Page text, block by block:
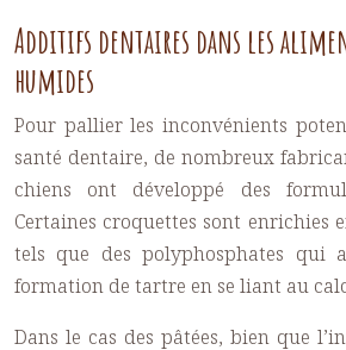
Additifs dentaires dans les
humides
Pour pallier les inconvénients
santé dentaire, de nombreux
chiens ont développé des
Certaines croquettes sont enrichies
tels que des polyphosphates qui
formation de tartre en se liant au
Dans le cas des pâtées, bien que